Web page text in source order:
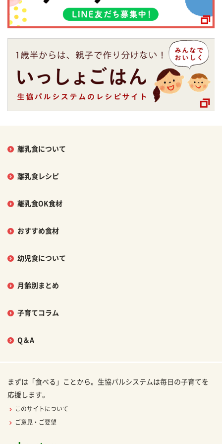
離乳食について
離乳食レシピ
離乳食OK食材
おすすめ食材
幼児食について
月齢別まとめ
子育てコラム
Q＆A
まずは「食べる」ことから。生協パルシステムは毎日の子育てを
応援します。
このサイトについて
ご意見・ご要望